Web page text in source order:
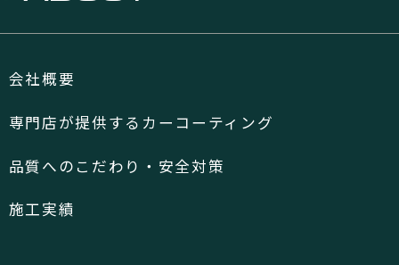
会社概要
専門店が提供するカーコーティング
品質へのこだわり・安全対策
施工実績